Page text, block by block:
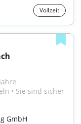
Vollzeit
• Sie sind sicher
GmbH